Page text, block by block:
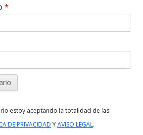
*
estoy aceptando la totalidad de las
DE PRIVACIDAD YAVISO LEGAL.